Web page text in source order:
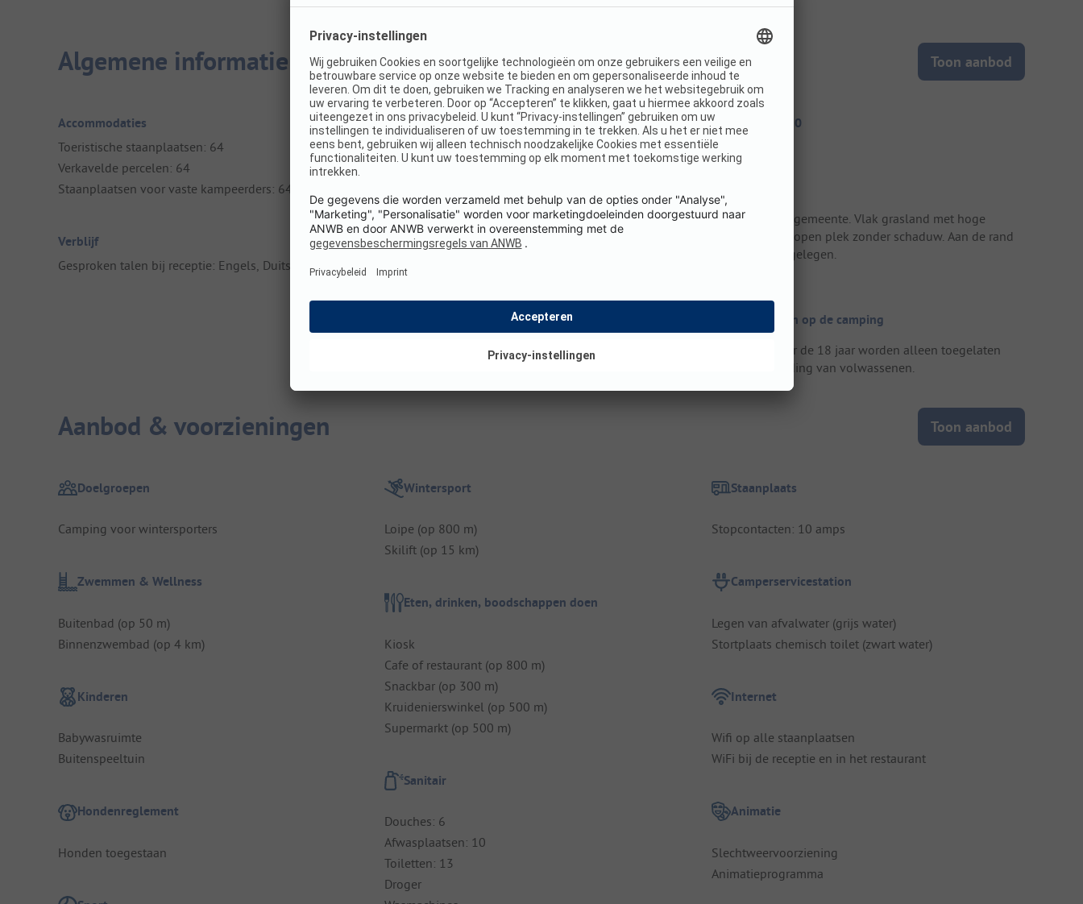
Algemene informatie Toon aanbod
Accommodaties
Toeristische staanplaatsen: 64
Verkavelde percelen: 64
Staanplaatsen voor vaste kampeerders: 64
Verblijf
Gesproken talen bij receptie: Engels, Duits
Afmetingen
Totale oppervlakte camping: 3 ha
Staanplaatsgrootte: 70 - 120 m²
Omgeving
Dichtstbijzijnde stad: Feldkirch
Verbinding: camping dicht bij de snelweg
Sitecode: 32630
Locatie van de gemeente. Vlak grasland met hoge
bomen en een open plek zonder schaduw. Aan de rand
van de plaats gelegen.
Bijzonderheden op de camping
Jongeren onder de 18 jaar worden alleen toegelaten
onder begeleiding van volwassenen.
Aanbod & voorzieningen Toon aanbod
Doelgroepen
Camping voor wintersporters
Zwemmen & Wellness
Buitenbad (op 50 m)
Binnenzwembad (op 4 km)
Kinderen
Babywasruimte
Buitenspeeltuin
Hondenreglement
Honden toegestaan
Wintersport
Loipe (op 800 m)
Skilift (op 15 km)
Eten, drinken, boodschappen doen
Kiosk
Cafe of restaurant (op 800 m)
Snackbar (op 300 m)
Kruidenierswinkel (op 500 m)
Supermarkt (op 500 m)
Sanitair
Douches: 6
Afwasplaatsen: 10
Toiletten: 13
Droger
Staanplaats
Stopcontacten: 10 amps
Camperservicestation
Legen van afvalwater (grijs water)
Stortplaats chemisch toilet (zwart water)
Internet
Wifi op alle staanplaatsen
WiFi bij de receptie en in het restaurant
Animatie
Slechtweervoorziening
Animatieprogramma